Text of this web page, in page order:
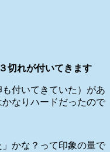
切れが付いてきます
付いてきていた）があ
なりハードだったので
かな？って印象の量で